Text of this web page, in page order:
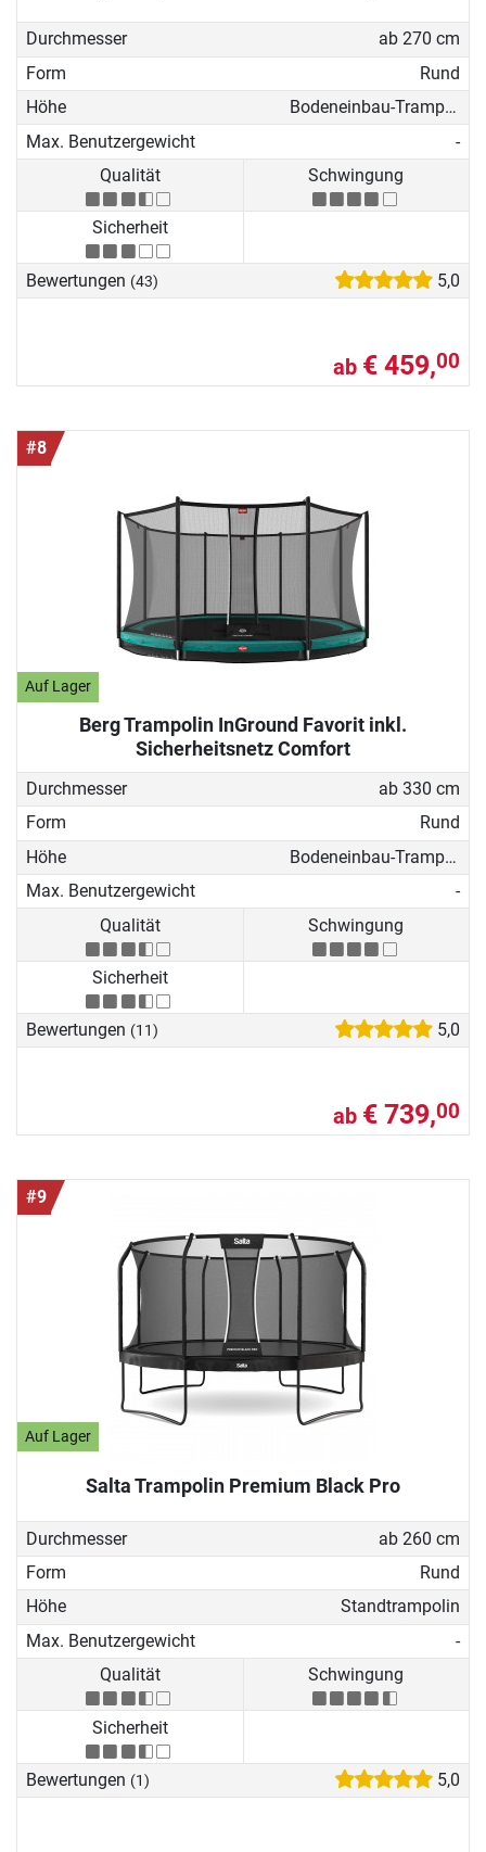
Durchmesser
ab 270 cm
Form
Rund
Höhe
Bodeneinbau-Trampolin
Max. Benutzergewicht
-
Qualität
Schwingung
Sicherheit
Bewertungen (43) 5,0
ab € 459,00
#8
Auf Lager
Berg Trampolin InGround Favorit inkl.
Sicherheitsnetz Comfort
Durchmesser
ab 330 cm
Form
Rund
Höhe
Bodeneinbau-Trampolin
Max. Benutzergewicht
-
Qualität
Schwingung
Sicherheit
Bewertungen (11) 5,0
ab € 739,00
#9
Auf Lager
Salta Trampolin Premium Black Pro
Durchmesser
ab 260 cm
Form
Rund
Höhe
Standtrampolin
Max. Benutzergewicht
-
Qualität
Schwingung
Sicherheit
Bewertungen (1) 5,0